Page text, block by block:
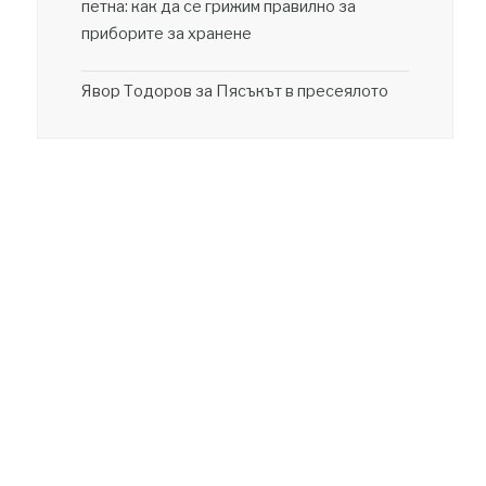
петна: как да се грижим правилно за
приборите за хранене
Явор Тодоров за Пясъкът в пресеялото